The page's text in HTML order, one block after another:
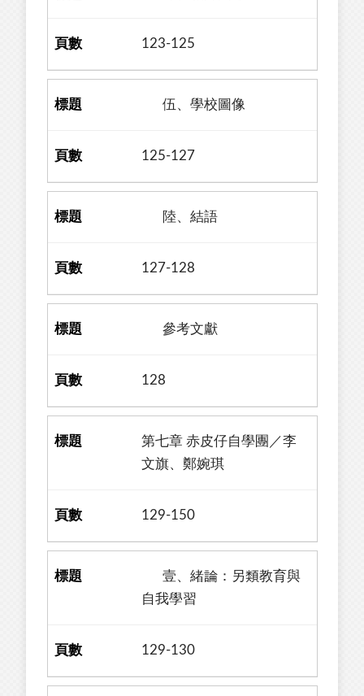
123-125
伍、學校圖像
125-127
陸、結語
127-128
參考文獻
128
第七章 赤皮仔自學團／李
文旗、鄭婉琪
129-150
壹、緒論：另類教育與
自我學習
129-130